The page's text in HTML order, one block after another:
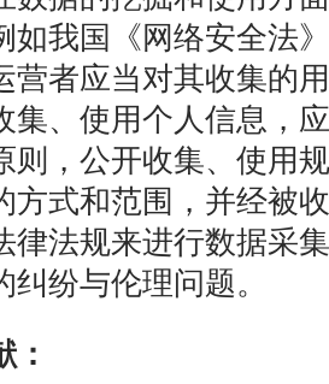
如我国《网络安全法
营者应当对其收集的
集、使用个人信息，
则，公开收集、使用
方式和范围，并经被
律法规来进行数据采
纷与伦理问题。